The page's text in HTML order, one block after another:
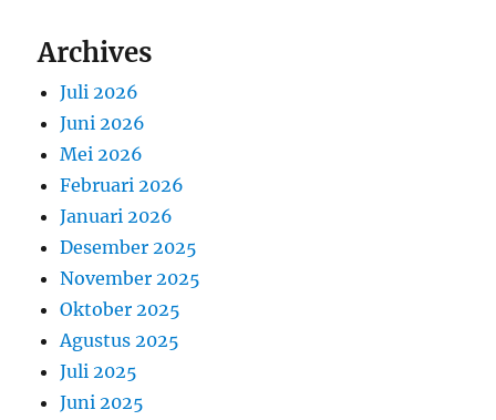
Archives
Juli 2026
Juni 2026
Mei 2026
Februari 2026
Januari 2026
Desember 2025
November 2025
Oktober 2025
Agustus 2025
Juli 2025
Juni 2025